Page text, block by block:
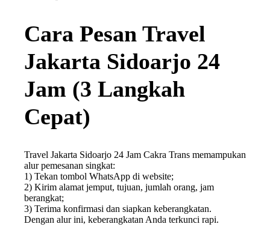
Cara Pesan Travel
Jakarta Sidoarjo 24
Jam (3 Langkah
Cepat)
Travel Jakarta Sidoarjo 24 Jam Cakra Trans memampukan
alur pemesanan singkat:
1) Tekan tombol WhatsApp di website;
2) Kirim alamat jemput, tujuan, jumlah orang, jam
berangkat;
3) Terima konfirmasi dan siapkan keberangkatan.
Dengan alur ini, keberangkatan Anda terkunci rapi.